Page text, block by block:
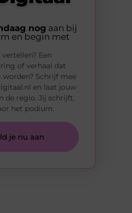
nog aan bij
en begin met
Een
of verhaal dat
worden? Schrijf mee
en laat jouw
de regio. Jij schrijft,
het podium.
je nu aan